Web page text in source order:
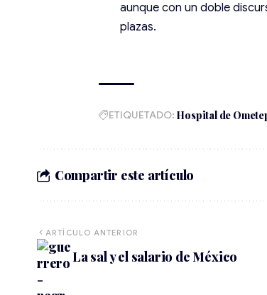
aunque con un doble
plazas.
ETIQUETADO: Hospital de
Compartir este artículo
ARTÍCULO ANTERIOR
La sal y el salario de México